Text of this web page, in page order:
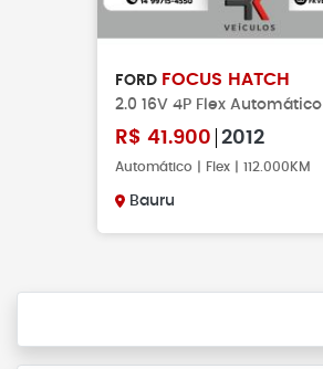
FORD FOCUS HATCH
2.0 16V 4P Flex Automático
R$ 41.900 2012
Automático | Flex | 112.000KM
Bauru